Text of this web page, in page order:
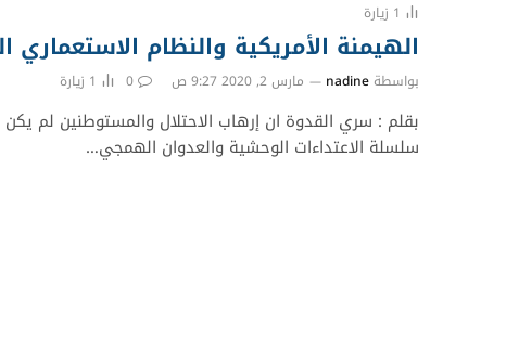
1 زيارة
الهيمنة الأمريكية والنظام الاستعماري
بواسطة nadine مارس 2, 2020 9:27 ص 0
1 زيارة
بقلم : سري القدوة ان إرهاب الاحتلال والمستوطنين لم
سلسلة الاعتداءات الوحشية والعدوان الهمجي…